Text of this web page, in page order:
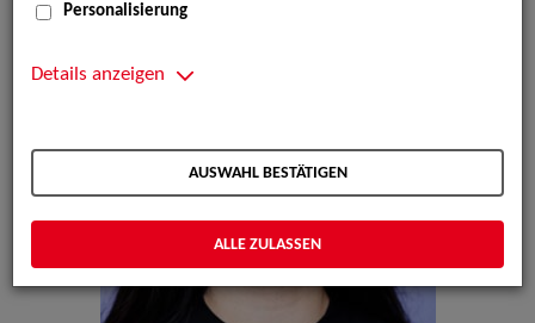
Personalisierung
Details anzeigen
AUSWAHL BESTÄTIGEN
ALLE ZULASSEN